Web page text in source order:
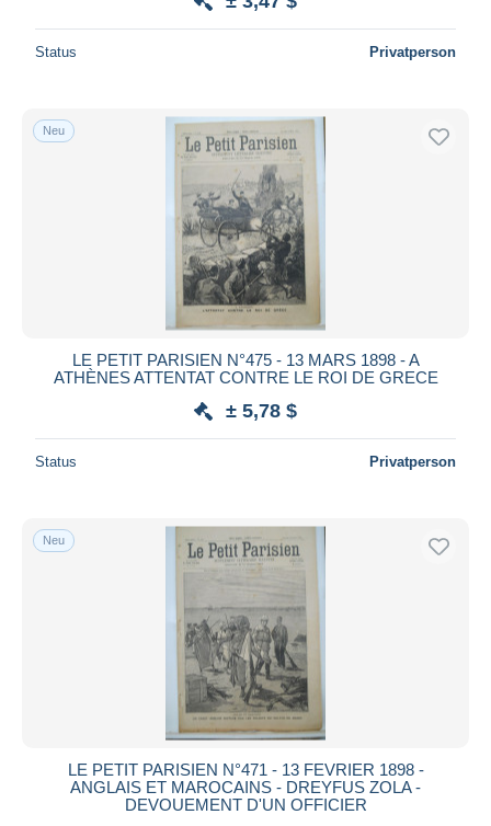
Status Privatperson
Neu
LE PETIT PARISIEN N°475 - 13 MARS 1898 - A
ATHÈNES ATTENTAT CONTRE LE ROI DE GRECE
± 5,78 $
Status Privatperson
Neu
LE PETIT PARISIEN N°471 - 13 FEVRIER 1898 -
ANGLAIS ET MAROCAINS - DREYFUS ZOLA -
DEVOUEMENT D'UN OFFICIER